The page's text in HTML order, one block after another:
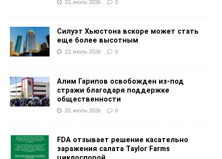
22, июль 2026 0
Силуэт Хьюстона вскоре может стать
еще более высотным
22, июль 2026 0
Алим Гарипов освобожден из-под
стражи благодаря поддержке
общественности
20, июль 2026 0
FDA отзывает решение касательно
заражения салата Taylor Farms
циклоспорой